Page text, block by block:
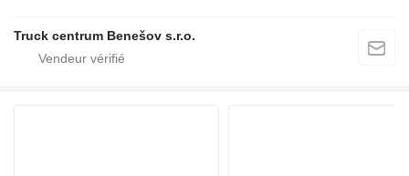
Truck centrum Benešov s.r.o.